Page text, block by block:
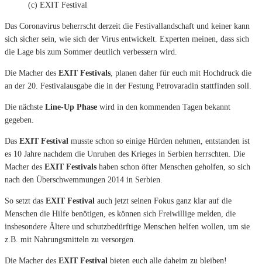
(c) EXIT Festival
Das Coronavirus beherrscht derzeit die Festivallandschaft und keiner kann
sich sicher sein, wie sich der Virus entwickelt. Experten meinen, dass sich
die Lage bis zum Sommer deutlich verbessern wird.
Die Macher des EXIT Festivals, planen daher für euch mit Hochdruck die
an der 20. Festivalausgabe die in der Festung Petrovaradin stattfinden soll.
Die nächste Line-Up Phase wird in den kommenden Tagen bekannt
gegeben.
Das EXIT Festival musste schon so einige Hürden nehmen, entstanden ist
es 10 Jahre nachdem die Unruhen des Krieges in Serbien herrschten. Die
Macher des EXIT Festivals haben schon öfter Menschen geholfen, so sich
nach den Überschwemmungen 2014 in Serbien.
So setzt das EXIT Festival auch jetzt seinen Fokus ganz klar auf die
Menschen die Hilfe benötigen, es können sich Freiwillige melden, die
insbesondere Ältere und schutzbedürftige Menschen helfen wollen, um sie
z.B. mit Nahrungsmitteln zu versorgen.
Die Macher des EXIT Festival bieten euch alle daheim zu bleiben!